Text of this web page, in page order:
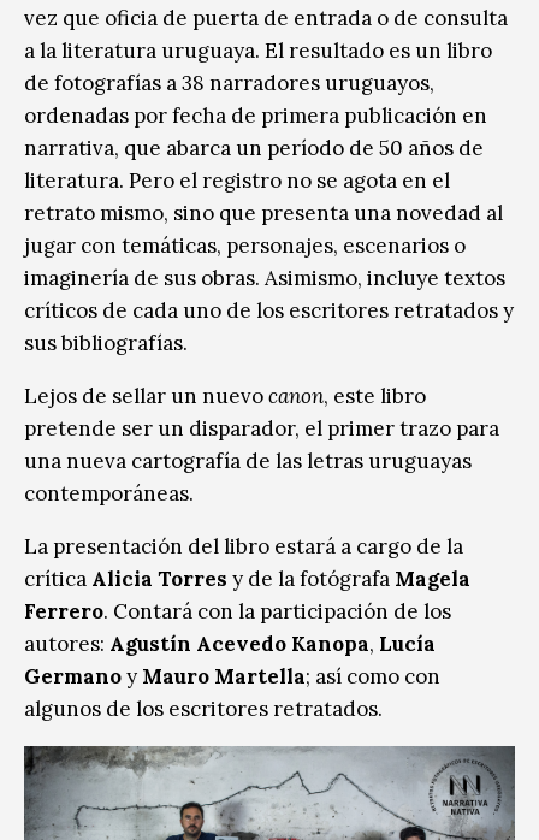
vez que oficia de puerta de entrada o de consulta
a la literatura uruguaya. El resultado es un libro
de fotografías a 38 narradores uruguayos,
ordenadas por fecha de primera publicación en
narrativa, que abarca un período de 50 años de
literatura. Pero el registro no se agota en el
retrato mismo, sino que presenta una novedad al
jugar con temáticas, personajes, escenarios o
imaginería de sus obras. Asimismo, incluye textos
críticos de cada uno de los escritores retratados y
sus bibliografías.
Lejos de sellar un nuevocanon, este libro
pretende ser un disparador, el primer trazo para
una nueva cartografía de las letras uruguayas
contemporáneas.
La presentación del libro estará a cargo de la
crítica Alicia Torres y de la fotógrafa Magela
Ferrero. Contará con la participación de los
autores: Agustín Acevedo Kanopa, Lucía
Germanoy Mauro Martella; así como con
algunos de los escritores retratados.